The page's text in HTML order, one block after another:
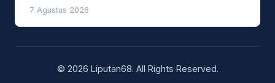
7 Agustus 2026
© 2026 Liputan68. All Rights Reserved.